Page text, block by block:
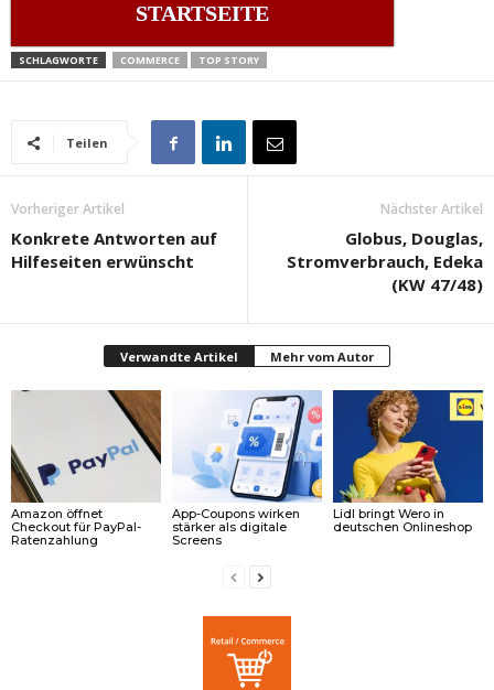
STARTSEITE
SCHLAGWORTE COMMERCE TOP STORY
Teilen
Vorheriger Artikel
Konkrete Antworten auf
Hilfeseiten erwünscht
Nächster Artikel
Globus, Douglas,
Stromverbrauch, Edeka
(KW 47/48)
Verwandte Artikel Mehr vom Autor
Amazon öffnet
Checkout für PayPal-
Ratenzahlung
App-Coupons wirken
stärker als digitale
Screens
Lidl bringt Wero in
deutschen Onlineshop